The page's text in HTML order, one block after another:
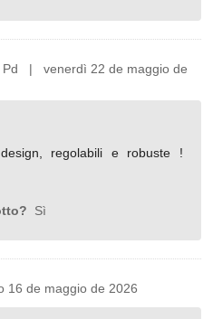
| venerdì 22 de maggio de
regolabili e robuste !
Sì
de maggio de 2026